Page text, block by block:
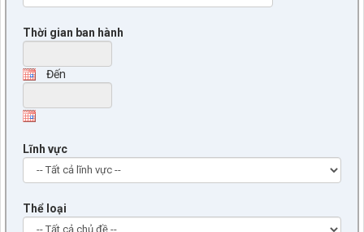
Thời gian ban hành
Đến
Lĩnh vực
Thể loại